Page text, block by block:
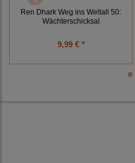
Ren Dhark Weg ins Weltall 50:
Wächterschicksal
9,99 € *